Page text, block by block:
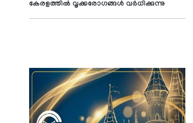
കേരളത്തില്‍ വൃക്കരോഗങ്ങള്‍ വര്‍ധിക്കുന്നു